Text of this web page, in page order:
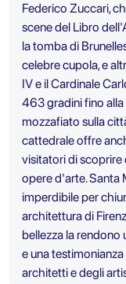
Federico Zuccari,
scene del Libro
la tomba di
celebre cupola, e
IV e il Cardinale
463 gradini fino
mozzafiato sulla
cattedrale offre
visitatori di scoprire
opere d'arte. Santa
imperdibile per
architettura di
bellezza la rendono
e una
architetti e degli